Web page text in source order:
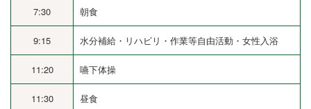
7:30 朝食
9:15 水分補給・リハビリ・作業等自由活動・女性入浴
11:20 嚥下体操
11:30 昼食